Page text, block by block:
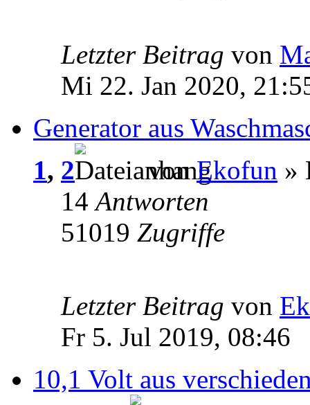
Letzter Beitrag von
Mi 22. Jan 2020,
Generator aus
1, 2 vonEkofun »
14Antworten
51019 Zugriffe
Letzter Beitrag von
Fr 5. Jul 2019, 08:46
10,1 Volt aus